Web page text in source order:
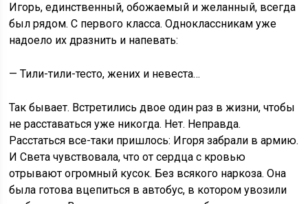
Игорь, единственный, обожаемый и желанный, всегда
был рядом. С первого класса. Одноклассникам уже
надоело их дразнить и напевать:
— Тили-тили-тесто, жених и невеста…
Так бывает. Встретились двое один раз в жизни, чтобы
не расставаться уже никогда. Нет. Неправда.
Расстаться все-таки пришлось: Игоря забрали в армию.
И Света чувствовала, что от сердца с кровью
отрывают огромный кусок. Без всякого наркоза. Она
была готова вцепиться в автобус, в котором увозили